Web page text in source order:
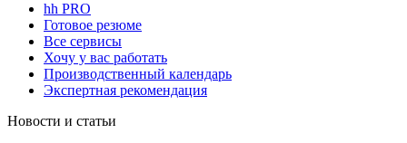
hh PRO
Готовое резюме
Все сервисы
Хочу у вас работать
Производственный календарь
Экспертная рекомендация
Новости и статьи